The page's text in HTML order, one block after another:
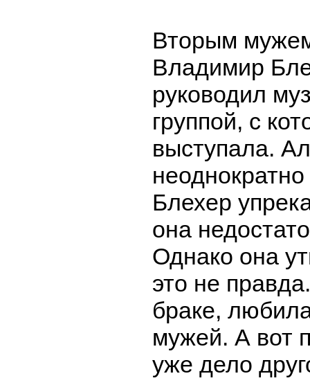
Вторым
Владимир
руководил
группой, с
выступала.
Блехер
она
Однако она
это не
браке,
мужей. А вот
уже дело